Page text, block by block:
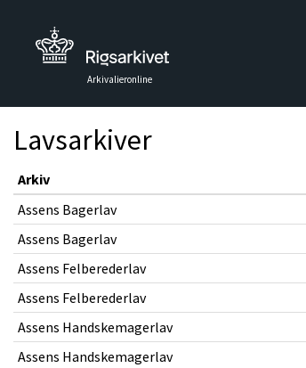
Arkivalieronline
Lavsarkiver
Arkiv
Assens Bagerlav
Assens Bagerlav
Assens Felberederlav
Assens Felberederlav
Assens Handskemagerlav
Assens Handskemagerlav